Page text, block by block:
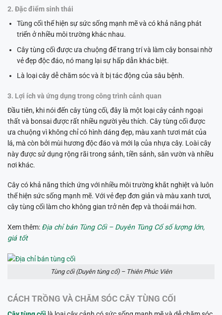
2. Đặc điểm sinh thái
Tùng cối thể hiện sự sức sống mạnh mẽ và có khả năng phát
triển ở nhiều môi trường khác nhau.
Cây tùng cối được ưa chuộng để trang trí và làm cây bonsai nhờ
vẻ đẹp độc đáo, nó mang lại sự hấp dẫn khác biệt.
Là loại cây dễ chăm sóc và ít bị tác động của sâu bệnh.
3. Lợi ích và ứng dụng trong công trình cảnh quan
Đầu tiên, khi nói đến cây tùng cối, đây là một loại cây cảnh ngoại
thất và bonsai được rất nhiều người yêu thích. Cây tùng cối được
ưa chuộng vì không chỉ có hình dáng đẹp, màu xanh tươi mát của
lá, mà còn bởi mùi hương độc đáo và mới lạ của nhựa cây. Loài cây
này được sử dụng rộng rãi trong sảnh, tiền sảnh, sân vườn và nhiều
nơi khác.
Cây có khả năng thích ứng với nhiều môi trường khắt nghiệt và luôn
thể hiện sức sống mạnh mẽ. Với vẻ đẹp đơn giản và màu xanh tươi,
cây tùng cối làm cho không gian trở nên đẹp và thoải mái hơn.
Xem thêm: Địa chỉ bán Tùng Cối – Duyên Tùng Cổ số lượng lớn,
giá tốt
Tùng cối (Duyên tùng cổ) – Thiên Phúc Viên
CÁCH TRỒNG VÀ CHĂM SÓC CÂY TÙNG CỐI